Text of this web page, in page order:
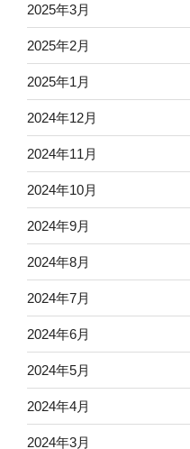
2025年3月
2025年2月
2025年1月
2024年12月
2024年11月
2024年10月
2024年9月
2024年8月
2024年7月
2024年6月
2024年5月
2024年4月
2024年3月